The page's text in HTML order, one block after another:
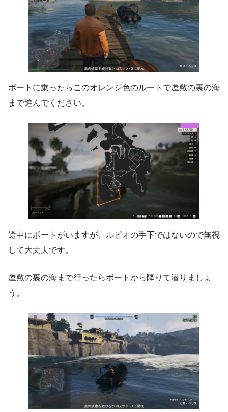
ボートに乗ったらこのオレンジ色のルートで屋敷の裏の海
まで進んでください。
途中にボートがいますが、ルビオの手下ではないので無視
して大丈夫です。
屋敷の裏の海まで行ったらボートから降りて潜りましょ
う。